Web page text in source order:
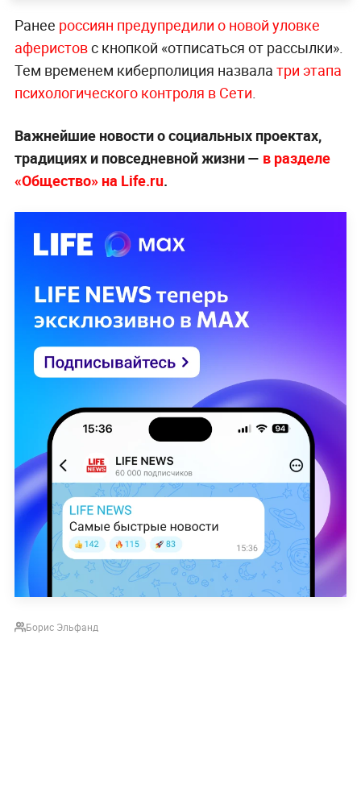
Ранее россиян предупредили о новой уловке
аферистовс кнопкой «отписаться от рассылки».
Тем временем киберполиция назвала три этапа
психологического контроля в Сети
Важнейшие новости о социальных проектах,
традициях и повседневной жизни — в разделе
«Общество» на Life.ru.
Борис Эльфанд